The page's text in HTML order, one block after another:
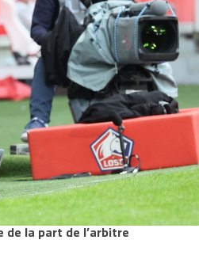
de la part de l’arbitre